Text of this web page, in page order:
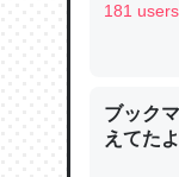
昆虫
─ニュ
181 users
ブック
えてた